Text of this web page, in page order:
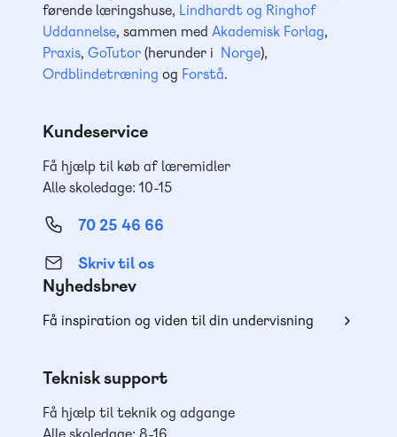
førende læringshuse, Lindhardt og Ringhof
Uddannelse, sammen med Akademisk Forlag,
Praxis, GoTutor(herunder i Norge),
Ordblindetræning og Forstå.
Kundeservice
Få hjælp til køb af læremidler
Alle skoledage: 10-15
70 25 46 66
Skriv til os
Nyhedsbrev
Få inspiration og viden til din undervisning
Teknisk support
Få hjælp til teknik og adgange